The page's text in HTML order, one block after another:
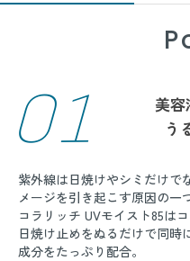
01 美容
う
紫外線は日焼けやシミだけで
メージを引き起こす原因の一
コラリッチ UVモイスト85は
日焼け止めをぬるだけで同時
成分をたっぷり配合。